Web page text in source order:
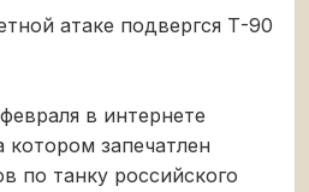
атаке подвергся Т-90
в интернете
котором запечатлен
по танку российского